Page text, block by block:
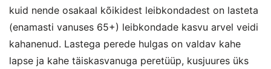
kuid nende osakaal kõikidest leibkondadest on lasteta
(enamasti vanuses 65+) leibkondade kasvu arvel veidi
kahanenud. Lastega perede hulgas on valdav kahe
lapse ja kahe täiskasvanuga peretüüp, kusjuures üks